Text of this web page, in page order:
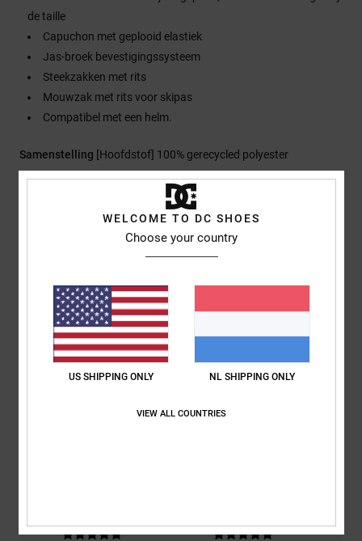
de taille
Capuchon met geplooid elastiek
Jas-broek bevestigingssysteem
Steekzakken met rits
Mouwzak met rits voor skipas
Compatibel met een helm.
Samenstelling [Hoofdstof] 100% gerecycled polyester
Bezorging en Retour
Reviews van klanten
Gemiddelde score
5.0
WELCOME TO DC SHOES
Choose your country
US SHIPPING ONLY NL SHIPPING ONLY
VIEW ALL COUNTRIES